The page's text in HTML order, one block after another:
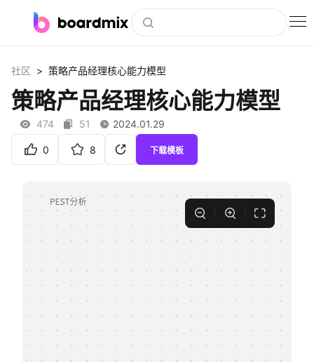
社区资源
下载
私有化部署
客户案例
帮助中心
知识分享社区
社区 > 策略产品经理核心能力模型
策略产品经理核心能力模型
474 51 2024.01.29
0 8 下载模板